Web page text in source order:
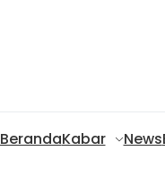
BerandaKabar News